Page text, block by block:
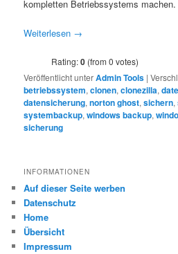
kompletten Betriebssystems
Weiterlesen →
Rating:0 (from 0 votes)
Veröffentlicht unterAdmin Tools |
betriebssystem,clonen,clonezilla,
datensicherung,norton ghost,sichern,
systembackup,windows backup,
sicherung
INFORMATIONEN
Auf dieser Seite werben
Datenschutz
Home
Übersicht
Impressum